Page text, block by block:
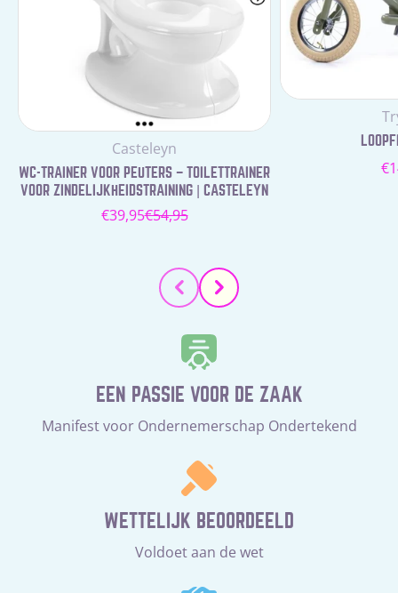
Leverancier:
Casteleyn
WC-TRAINER VOOR PEUTERS – TOILETTRAINER
VOOR ZINDELIJKHEIDSTRAINING | CASTELEYN
Verkoopprijs
€39,95Normale
€54,95
EEN PASSIE VOOR DE ZAAK
Manifest voor Ondernemerschap Ondertekend
WETTELIJK BEOORDEELD
Voldoet aan de wet